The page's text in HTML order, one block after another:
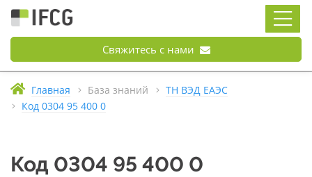
Свяжитесь с нами
Главная База знаний
ТН ВЭД ЕАЭС
Код 0304 95 400 0
Код 0304 95 400 0